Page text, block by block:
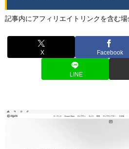
記事内にアフィリエイトリンクを含む
X Facebook
LINE